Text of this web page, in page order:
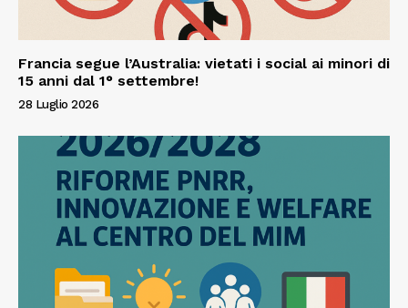
Francia segue l’Australia: vietati i social ai minori di
15 anni dal 1° settembre!
28 Luglio 2026